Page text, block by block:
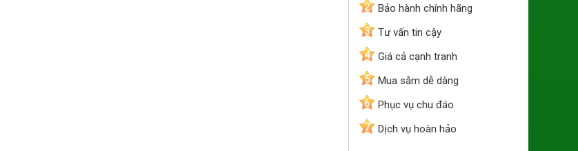
2
Bảo hành chính hãng
3
Tư vấn tin cậy
4
Giá cả cạnh tranh
5
Mua sắm dễ dàng
6
Phục vụ chu đáo
7
Dịch vụ hoàn hảo